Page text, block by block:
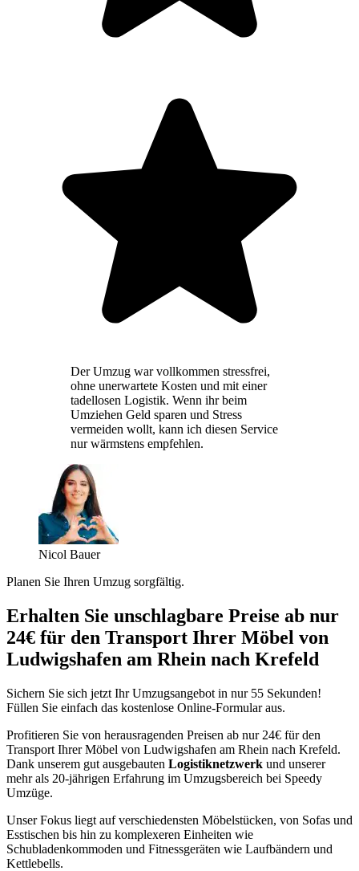
Der Umzug war vollkommen stressfrei,
ohne unerwartete Kosten und mit einer
tadellosen Logistik. Wenn ihr beim
Umziehen Geld sparen und Stress
vermeiden wollt, kann ich diesen Service
nur wärmstens empfehlen.
Nicol Bauer
Planen Sie Ihren Umzug sorgfältig.
Erhalten Sie unschlagbare Preise ab nur
24€ für den Transport Ihrer Möbel von
Ludwigshafen am Rhein nach Krefeld
Sichern Sie sich jetzt Ihr Umzugsangebot in nur 55 Sekunden!
Füllen Sie einfach das kostenlose Online-Formular aus.
Profitieren Sie von herausragenden Preisen ab nur 24€ für den
Transport Ihrer Möbel von Ludwigshafen am Rhein nach Krefeld.
Dank unserem gut ausgebauten Logistiknetzwerk und unserer
mehr als 20-jährigen Erfahrung im Umzugsbereich bei Speedy
Umzüge.
Unser Fokus liegt auf verschiedensten Möbelstücken, von Sofas und
Esstischen bis hin zu komplexeren Einheiten wie
Schubladenkommoden und Fitnessgeräten wie Laufbändern und
Kettlebells.